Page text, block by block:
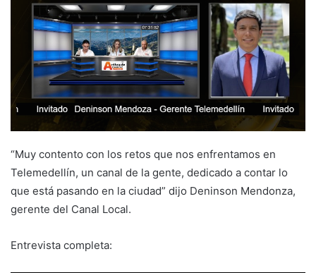
“Muy contento con los retos que nos enfrentamos en
Telemedellín, un canal de la gente, dedicado a contar lo
que está pasando en la ciudad” dijo Deninson Mendonza,
gerente del Canal Local.
Entrevista completa: